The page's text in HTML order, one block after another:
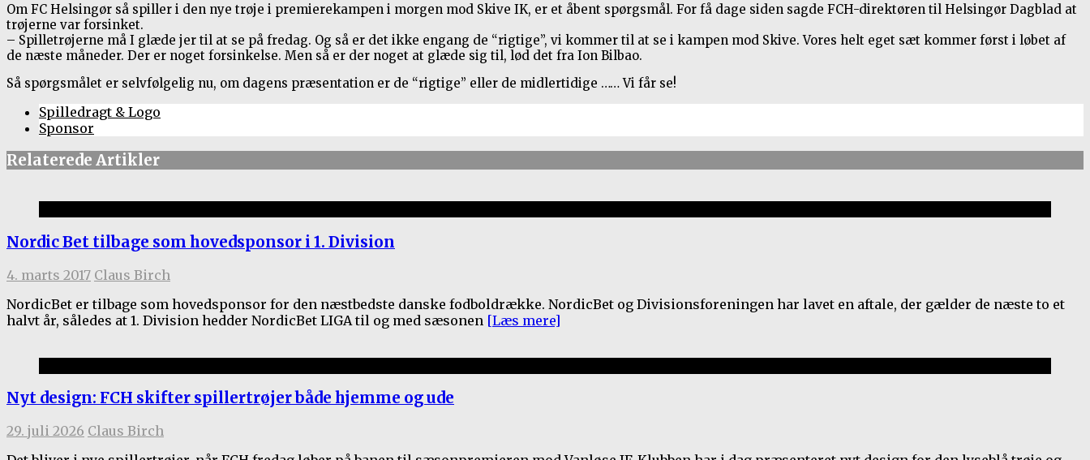
Om FC Helsingør så spiller i den nye trøje i premierekampen i morgen mod Skive IK, er et åbent spørgsmål. For få dage siden sagde FCH-direktøren til Helsingør Dagblad at
trøjerne var forsinket.
– Spilletrøjerne må I glæde jer til at se på fredag. Og så er det ikke engang de “rigtige”, vi kommer til at se i kampen mod Skive. Vores helt eget sæt kommer først i løbet af
de næste måneder. Der er noget forsinkelse. Men så er der noget at glæde sig til, lød det fra Ion Bilbao.
Så spørgsmålet er selvfølgelig nu, om dagens præsentation er de “rigtige” eller de midlertidige …… Vi får se!
Spilledragt & Logo
Sponsor
Relaterede Artikler
Nordic Bet tilbage som hovedsponsor i 1. Division
4. marts 2017 Claus Birch
NordicBet er tilbage som hovedsponsor for den næstbedste danske fodboldrække. NordicBet og Divisionsforeningen har lavet en aftale, der gælder de næste to et
halvt år, således at 1. Division hedder NordicBet LIGA til og med sæsonen [Læs mere]
Nyt design: FCH skifter spillertrøjer både hjemme og ude
29. juli 2026 Claus Birch